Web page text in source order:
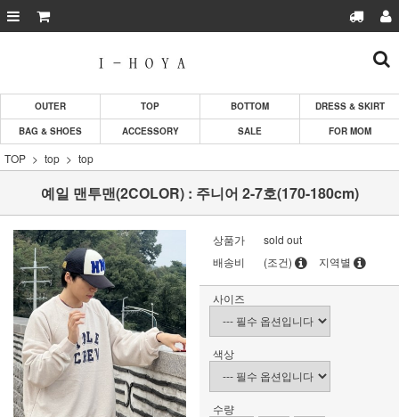
OUTER TOP BOTTOM
DRESS & SKIRT
BAG & SHOES
ACCESSORY SALE FOR MOM
TOP top top
예일 맨투맨(2COLOR) : 주니어 2-7호(170-180cm)
상품가
sold out
배송비
(조건) 지역별
사이즈
색상
수량